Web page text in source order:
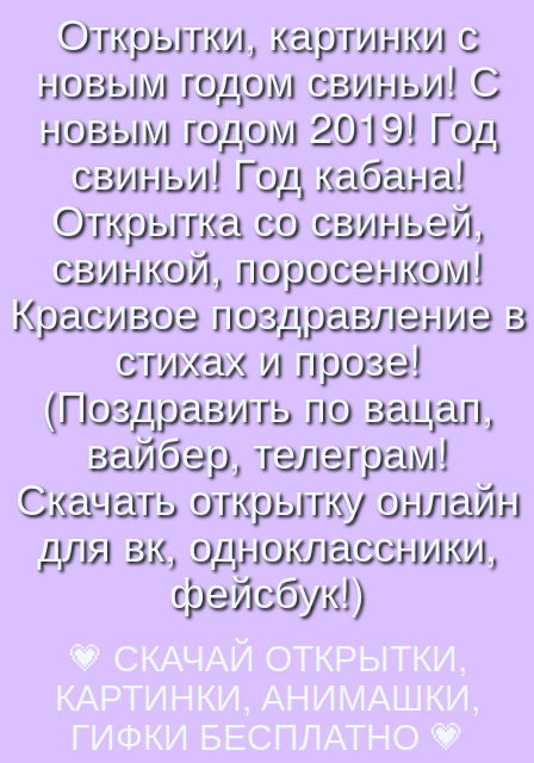
Открытки, картинки с
новым годом свиньи! С
новым годом 2019! Год
свиньи! Год кабана!
Открытка со свиньей,
свинкой, поросенком!
Красивое поздравление в
стихах и прозе!
(Поздравить по вацап,
вайбер, телеграм!
Скачать открытку онлайн
для вк, одноклассники,
фейсбук!)
💗 СКАЧАЙ ОТКРЫТКИ,
КАРТИНКИ, АНИМАШКИ,
ГИФКИ БЕСПЛАТНО 💗